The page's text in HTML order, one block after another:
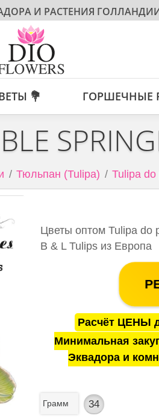
И РАСТЕНИЯ
💐 ГОРШЕЧНЫЕ
Тюльпан (Tulipa) Tulipa
Цветы оптом Tulipa do
B & L Tulips из Европа
Расчёт ЦЕНЫ
Минимальная
Эквадора и
Грамм 34